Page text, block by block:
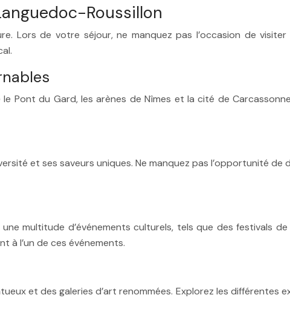
Roussillon
Lors de votre séjour, ne manquez pas l’occasion de
Pont du Gard, les arènes de Nîmes et la cité de
et ses saveurs uniques. Ne manquez pas l’opportunité
multitude d’événements culturels, tels que des festivals
à l’un de ces événements.
et des galeries d’art renommées. Explorez les différentes